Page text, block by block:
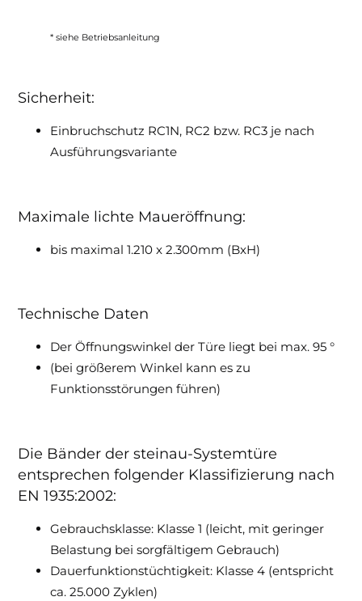
* siehe Betriebsanleitung
Sicherheit:
Einbruchschutz RC1N, RC2 bzw. RC3 je nach
Ausführungsvariante
Maximale lichte Maueröffnung:
bis maximal 1.210 x 2.300mm (BxH)
Technische Daten
Der Öffnungswinkel der Türe liegt bei max. 95 °
(bei größerem Winkel kann es zu
Funktionsstörungen führen)
Die Bänder der steinau-Systemtüre
entsprechen folgender Klassifizierung nach
EN 1935:2002:
Gebrauchsklasse: Klasse 1 (leicht, mit geringer
Belastung bei sorgfältigem Gebrauch)
Dauerfunktionstüchtigkeit: Klasse 4 (entspricht
ca. 25.000 Zyklen)